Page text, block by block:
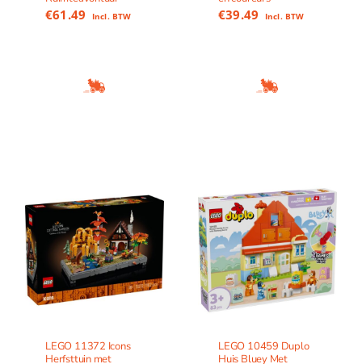
€61.49 Incl. BTW €39.49 Incl. BTW
LEGO 11372 Icons
Herfsttuin met
LEGO 10459 Duplo
Huis Bluey Met